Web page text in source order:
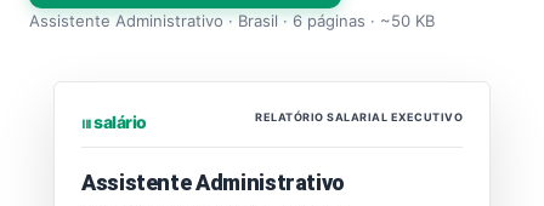
Assistente Administrativo · Brasil · 6 páginas · ~50 KB
⏐⏐⏐ salário RELATÓRIO SALARIAL EXECUTIVO
Assistente Administrativo